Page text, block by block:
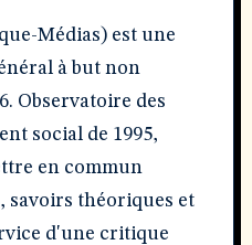
Médias) est une
à but non
Observatoire des
social de 1995,
en commun
savoirs théoriques et
d'une critique